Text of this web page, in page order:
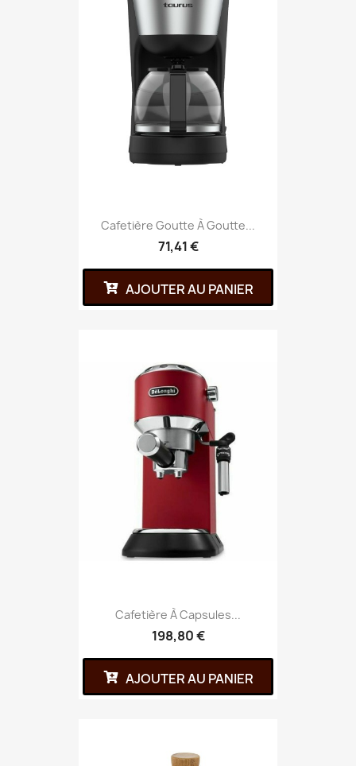
Cafetière Goutte À Goutte...
71,41 €
AJOUTER AU PANIER
Cafetière À Capsules...
198,80 €
AJOUTER AU PANIER